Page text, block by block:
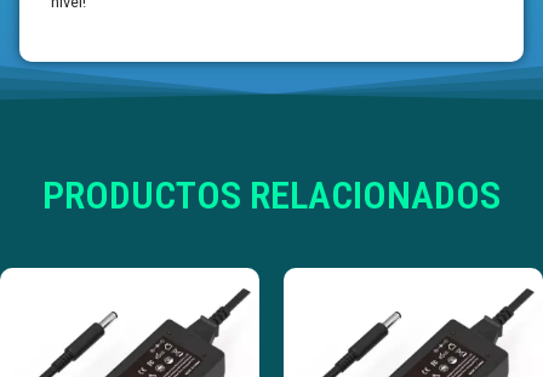
PRODUCTOS RELACIONADOS